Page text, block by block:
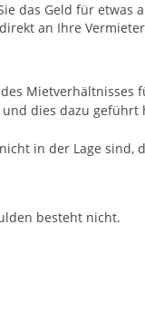
das Geld für etwas
an Ihre
Mietverhältnisses
dies dazu geführt
in der Lage sind,
besteht nicht.